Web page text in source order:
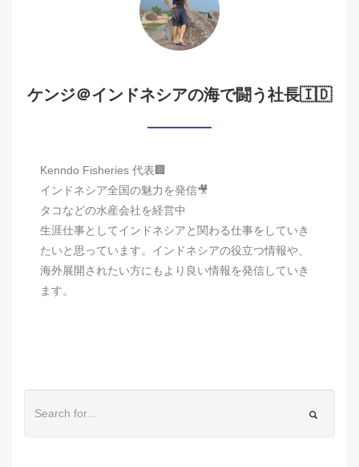
ケンジ＠インドネシアの海で闘う社長🇮🇩
Kenndo Fisheries 代表🏢
インドネシア全国の魅力を発信🎥
タコなどの水産会社を経営中
生涯仕事としてインドネシアと関わる仕事をしていき
たいと思っています。インドネシアの役立つ情報や、
海外展開されたい方にもより良い情報を発信していき
ます。